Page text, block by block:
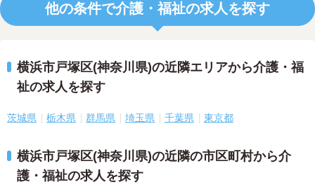
他の条件で介護・福祉の求人を探す
横浜市戸塚区(神奈川県)の近隣エリアから介護・福
祉の求人を探す
茨城県 栃木県 群馬県 埼玉県 千葉県 東京都
横浜市戸塚区(神奈川県)の近隣の市区町村から介
護・福祉の求人を探す